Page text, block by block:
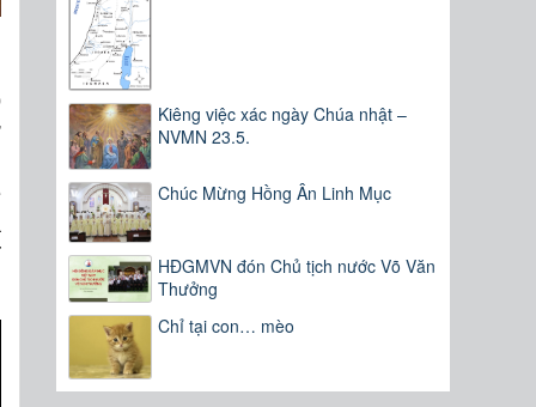
Kiêng việc xác ngày Chúa nhật –
NVMN 23.5.
Chúc Mừng Hồng Ân Linh Mục
HĐGMVN đón Chủ tịch nước Võ Văn
Thưởng
Chỉ tại con… mèo